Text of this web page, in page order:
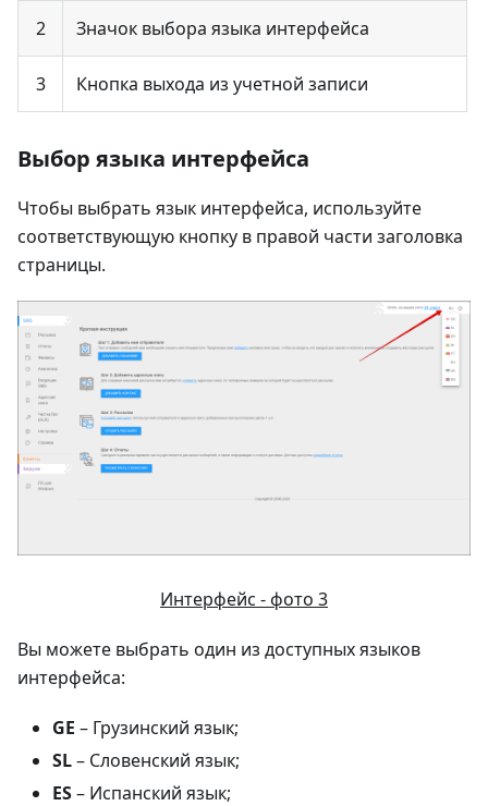
2 Значок выбора языка интерфейса
3 Кнопка выхода из учетной записи
Выбор языка интерфейса
Чтобы выбрать язык интерфейса, используйте
соответствующую кнопку в правой части заголовка
страницы.
Интерфейс - фото 3
Вы можете выбрать один из доступных языков
интерфейса:
GE – Грузинский язык;
SL– Словенский язык;
ES– Испанский язык;